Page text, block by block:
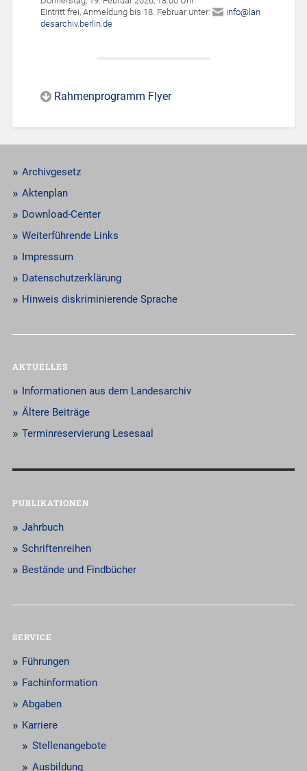
Ein­tritt frei, An­mel­dung bis 18. Fe­bru­ar unter:
info@​lan​
desa​rchi​v.​berlin.​de
Rah­men­pro­gramm Flyer
Archivgesetz
Aktenplan
Download-Center
Weiterführende Links
Impressum
Datenschutzerklärung
Hinweis diskriminierende Sprache
AKTUELLES
Informationen aus dem Landesarchiv
Ältere Beiträge
Terminreservierung Lesesaal
PUBLIKATIONEN
Jahrbuch
Schriftenreihen
Bestände und Findbücher
SERVICE
Führungen
Fachinformation
Abgaben
Karriere
Stellenangebote
Ausbildung